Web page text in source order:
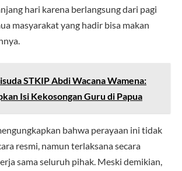
hari karena berlangsung dari pagi
masyarakat yang hadir bisa makan
STKIP Abdi Wacana Wamena:
Isi Kekosongan Guru di Papua
bahwa perayaan ini tidak
resmi, namun terlaksana secara
sama seluruh pihak. Meski demikian,